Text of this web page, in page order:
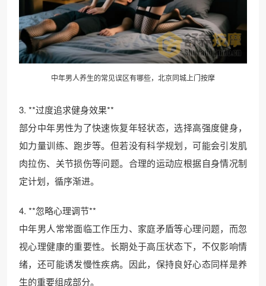
中年男人养生的常见误区有哪些，北京同城上门按摩
3. **过度追求健身效果**
部分中年男性为了快速恢复年轻状态，选择高强度健身，
如力量训练、跑步等。但若没有科学规划，可能会引发肌
肉拉伤、关节损伤等问题。合理的运动应根据自身情况制
定计划，循序渐进。
4. **忽略心理调节**
中年男人常常面临工作压力、家庭矛盾等心理问题，而忽
视心理健康的重要性。长期处于高压状态下，不仅影响情
绪，还可能诱发慢性疾病。因此，保持良好心态同样是养
生的重要组成部分。